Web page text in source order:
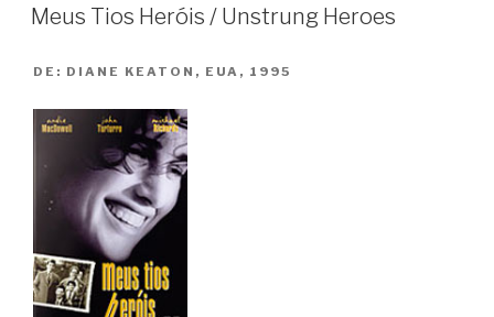
of
Meus Tios Heróis / Unstrung Heroes
DE: DIANE KEATON, EUA, 1995